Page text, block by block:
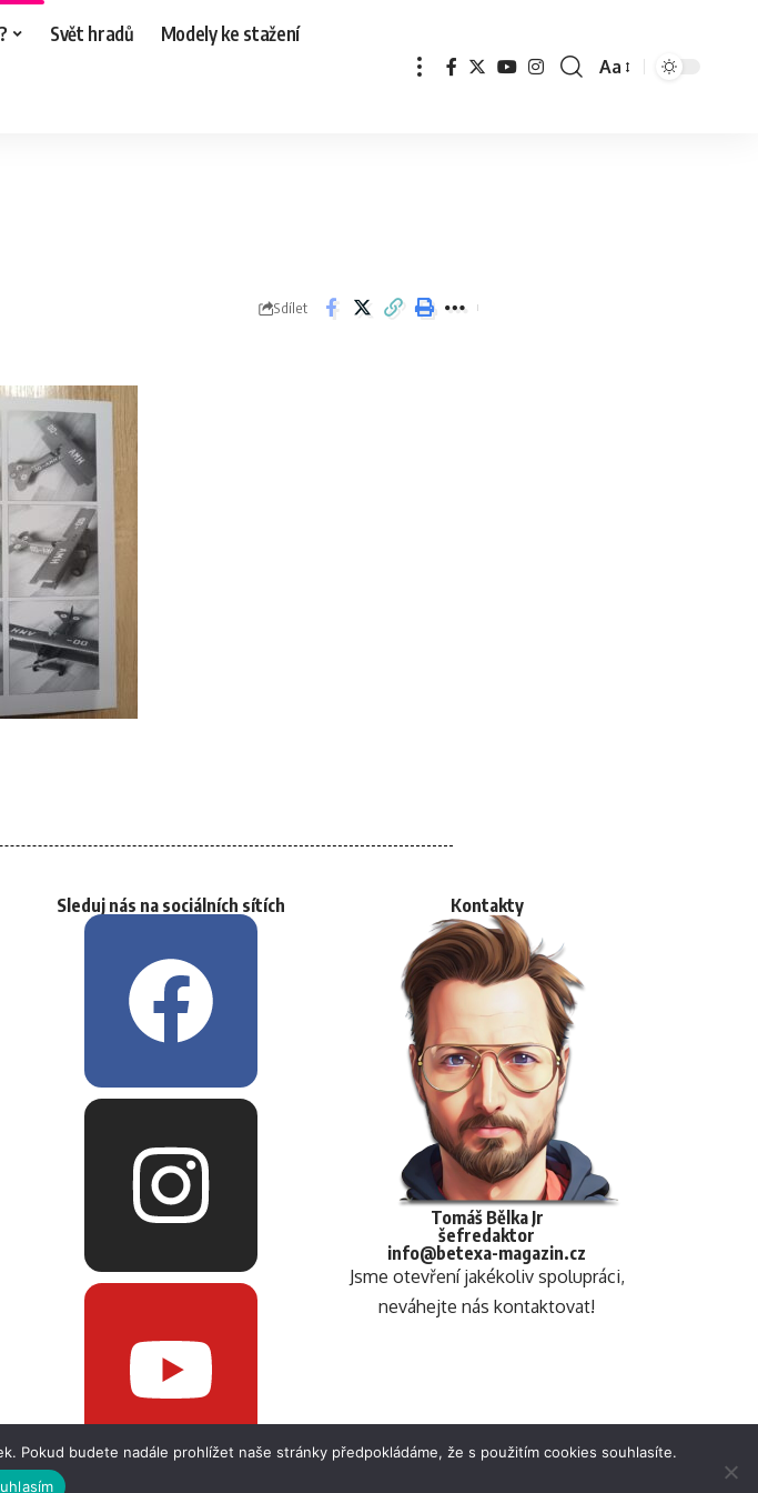
Svět hradů Modely ke stažení
Aa
Sdílet
Sleduj nás na sociálních sítích Kontakty
Tomáš Bělka Jr
šefredaktor
info@betexa-magazin.cz
Jsme otevření jakékoliv spolupráci,
neváhejte nás kontaktovat!
Pokud budete nadále prohlížet naše stránky předpokládáme, že s použitím cookies souhlasíte.